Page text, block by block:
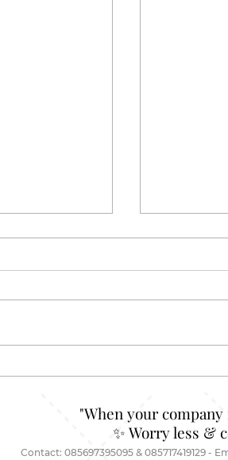
"When your
✨ Worry less &
Contact: 085697395095 & 085717419129 -